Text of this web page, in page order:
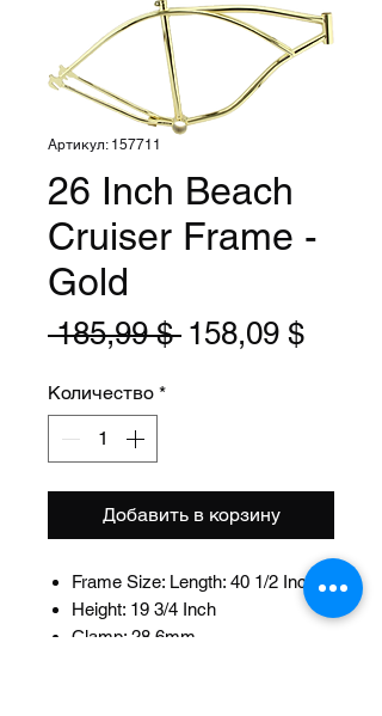
Артикул: 157711
26 Inch Beach
Cruiser Frame -
Gold
185,99 $ Обычная
158,09 $
Количество *
Добавить в корзину
Frame Size: Length: 40 1/2 Inch
Height: 19 3/4 Inch
Clamp: 28.6mm